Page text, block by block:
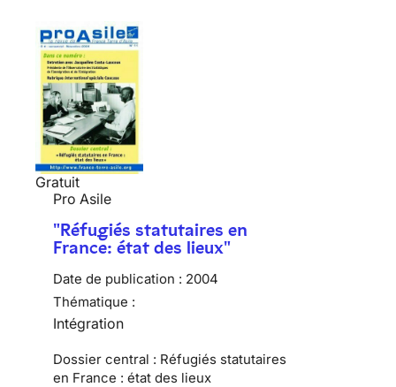
Gratuit
Pro Asile
"Réfugiés statutaires en
France: état des lieux"
Date de publication : 2004
Thématique :
Intégration
Dossier central : Réfugiés statutaires
en France : état des lieux